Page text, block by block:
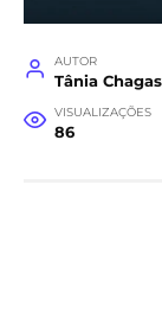
AUTOR
Tânia
VISUALIZAÇÕES
86